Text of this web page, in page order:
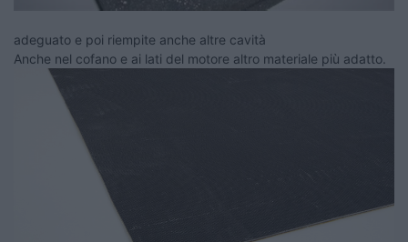
adeguato e poi riempite anche altre cavità
Anche nel cofano e ai lati del motore altro materiale più adatto.